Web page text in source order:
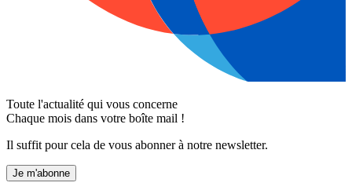
Toute l'actualité qui vous concerne
Chaque mois dans votre boîte mail !
Il suffit pour cela de vous abonner à notre newsletter.
Je m'abonne